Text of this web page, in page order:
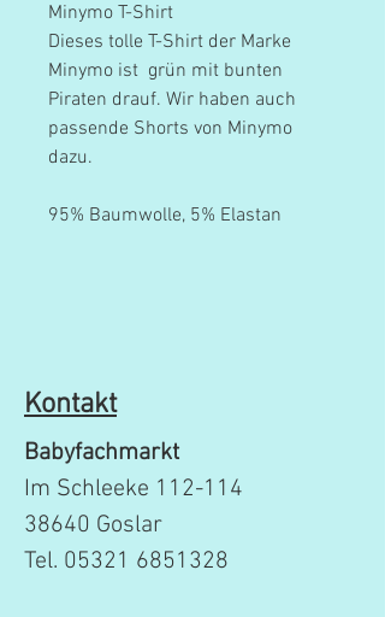
Minymo T-Shirt
Dieses tolle T-Shirt der Marke
Minymo ist grün mit bunten
Piraten drauf. Wir haben auch
passende Shorts von Minymo
dazu.
95% Baumwolle, 5% Elastan
Kontakt
Babyfachmarkt
Im Schleeke 112-114
38640 Goslar
Tel. 05321 6851328